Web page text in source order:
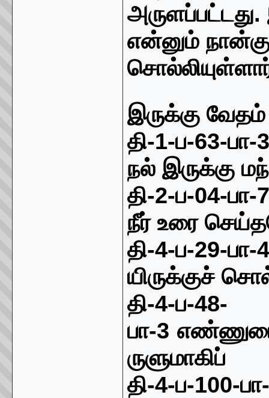
அருளப்பட்டது.
என்னும்
இருக்கு வேதம்
தி-1-ப-63-பா-
நல் இருக்கு
தி-2-ப-04-பா-
நீர் உரை
தி-4-ப-29-பா-
யிருக்குச்
தி-4-ப-48-
பா-3
ருளுமாகிப்
தி-4-ப-100-பா-